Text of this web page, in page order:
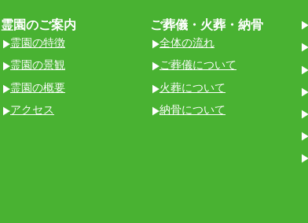
霊園のご案内
霊園の特徴
霊園の景観
霊園の概要
アクセス
ご葬儀・火葬・納骨
全体の流れ
ご葬儀について
火葬について
納骨について